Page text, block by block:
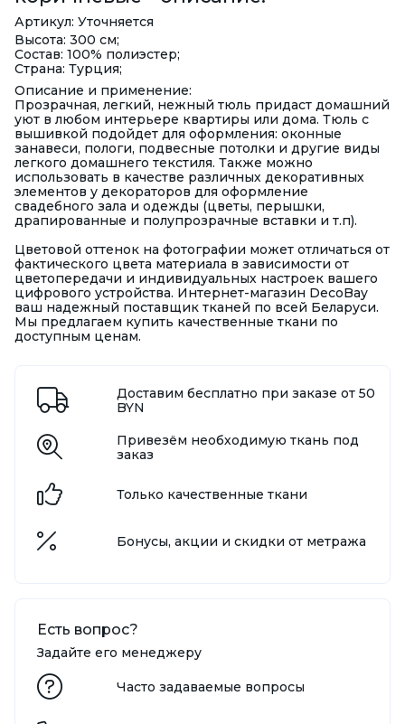
Артикул: Уточняется
Высота: 300 см;
Состав: 100% полиэстер;
Страна: Турция;
Описание и применение:
Прозрачная, легкий, нежный тюль придаст домашний
уют в любом интерьере квартиры или дома. Тюль с
вышивкой подойдет для оформления: оконные
занавеси, пологи, подвесные потолки и другие виды
легкого домашнего текстиля. Также можно
использовать в качестве различных декоративных
элементов у декораторов для оформление
свадебного зала и одежды (цветы, перышки,
драпированные и полупрозрачные вставки и т.п).
Цветовой оттенок на фотографии может отличаться от
фактического цвета материала в зависимости от
цветопередачи и индивидуальных настроек вашего
цифрового устройства. Интернет-магазин DecoBay
ваш надежный поставщик тканей по всей Беларуси.
Мы предлагаем купить качественные ткани по
доступным ценам.
Доставим бесплатно при заказе от 50
BYN
Привезём необходимую ткань под
заказ
Только качественные ткани
Бонусы, акции и скидки от метража
Есть вопрос?
Задайте его менеджеру
Часто задаваемые вопросы